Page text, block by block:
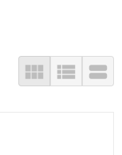
  